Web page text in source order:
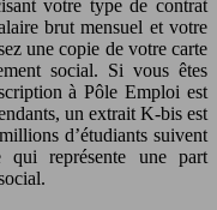
votre type de contrat
brut mensuel et votre
une copie de votre carte
social. Si vous êtes
à Pôle Emploi est
un extrait K-bis est
d’étudiants suivent
qui représente une part